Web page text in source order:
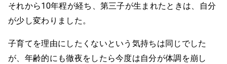
それから10年程が経ち、第三子が生まれたときは、自分
が少し変わりました。
子育てを理由にしたくないという気持ちは同じでした
が、年齢的にも徹夜をしたら今度は自分が体調を崩し